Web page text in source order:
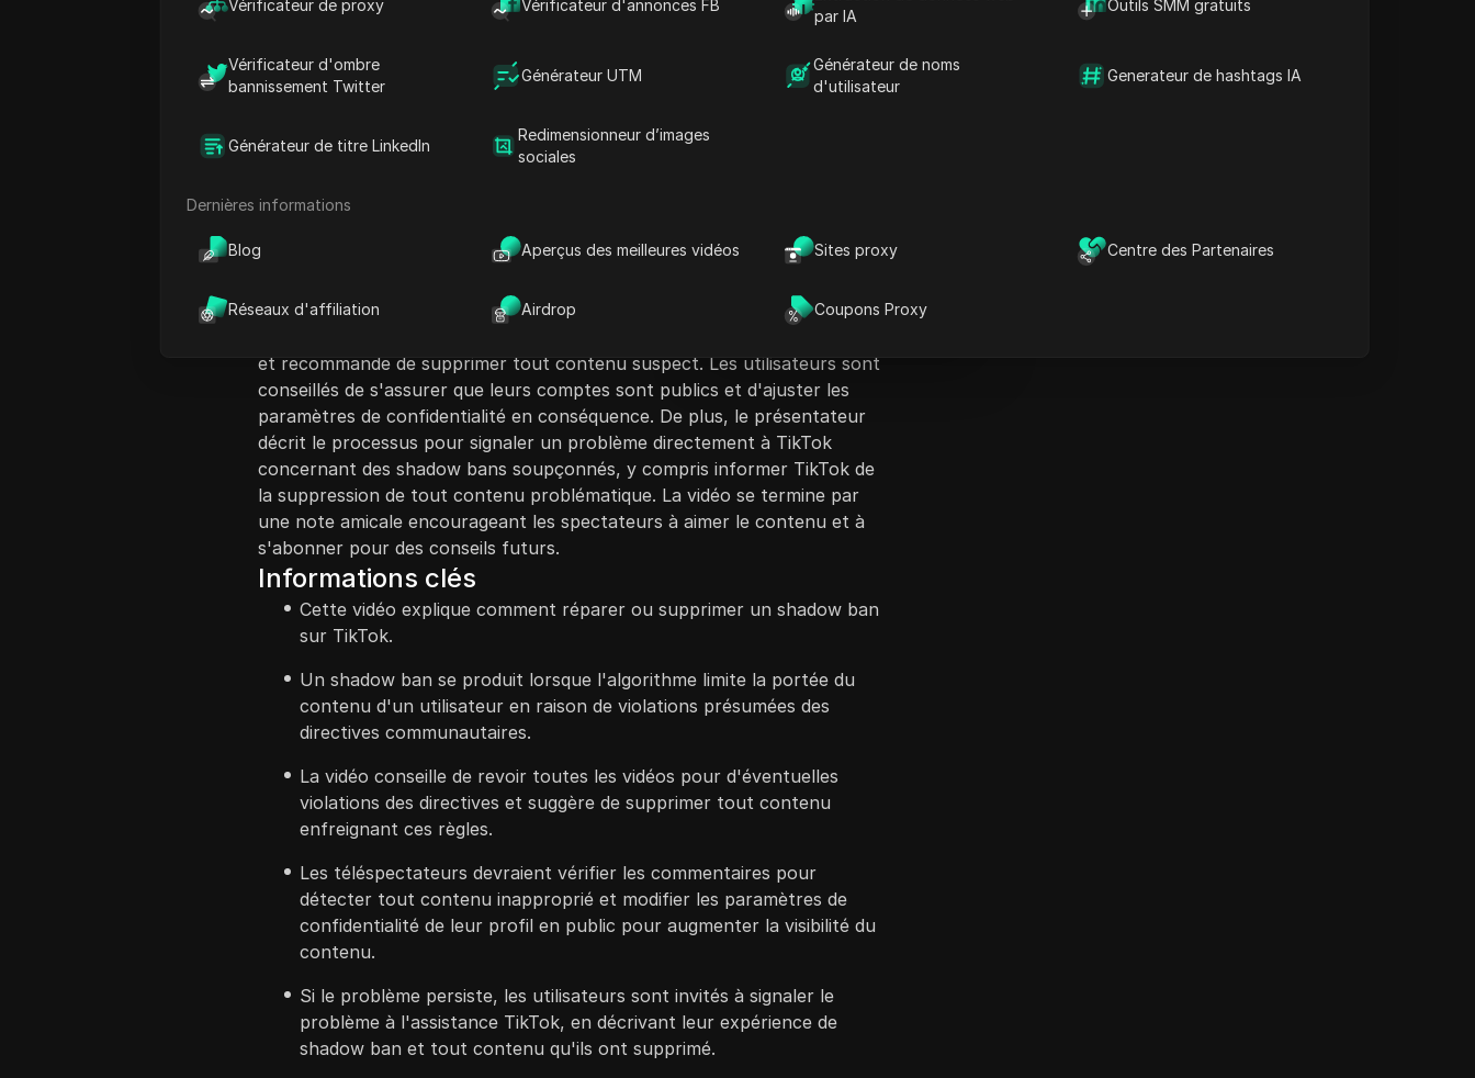
Vérificateur de proxy Vérificateur d'annonces FB
par IA
Outils SMM gratuits
Vérificateur d'ombre
bannissement Twitter
Générateur UTM
Générateur de noms
d'utilisateur
Generateur de hashtags IA
Générateur de titre LinkedIn
Redimensionneur d’images
sociales
Dernières informations
Blog Aperçus des meilleures vidéos Sites proxy Centre des Partenaires
Réseaux d'affiliation Airdrop Coupons Proxy
Introduction au contenu
Poser des questions sur cette page
Ouvrir dans Claude
Poser des questions sur cette page
Cette vidéo fournit un guide sur la façon de corriger ou de lever un
shadow ban sur TikTok. Le présentateur explique qu'il peut être difficile
d'identifier un shadow ban, car cela signifie que l'algorithme restreint la
communautaires. La vidéo suggère de réviser toutes les vidéos
et recommande de supprimer tout contenu suspect. Les utilisateurs sont
conseillés de s'assurer que leurs comptes sont publics et d'ajuster les
paramètres de confidentialité en conséquence. De plus, le présentateur
décrit le processus pour signaler un problème directement à TikTok
concernant des shadow bans soupçonnés, y compris informer TikTok de
la suppression de tout contenu problématique. La vidéo se termine par
une note amicale encourageant les spectateurs à aimer le contenu et à
s'abonner pour des conseils futurs.
Informations clés
Cette vidéo explique comment réparer ou supprimer un shadow ban
sur TikTok.
Un shadow ban se produit lorsque l'algorithme limite la portée du
contenu d'un utilisateur en raison de violations présumées des
directives communautaires.
La vidéo conseille de revoir toutes les vidéos pour d'éventuelles
violations des directives et suggère de supprimer tout contenu
enfreignant ces règles.
Les téléspectateurs devraient vérifier les commentaires pour
détecter tout contenu inapproprié et modifier les paramètres de
confidentialité de leur profil en public pour augmenter la visibilité du
contenu.
Si le problème persiste, les utilisateurs sont invités à signaler le
problème à l'assistance TikTok, en décrivant leur expérience de
shadow ban et tout contenu qu'ils ont supprimé.
Informations clés
Questions et réponses
DICloak garde la gestion de
vos multiples comptes en